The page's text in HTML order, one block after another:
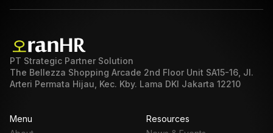
PT Strategic Partner Solution
The Bellezza Shopping Arcade 2nd Floor Unit SA15-16, Jl.
Arteri Permata Hijau, Kec. Kby. Lama DKI Jakarta 12210
Menu
Resources